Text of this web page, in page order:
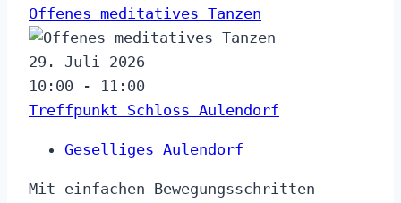
Offenes meditatives Tanzen
29. Juli 2026
10:00 - 11:00
Treffpunkt Schloss Aulendorf
Geselliges Aulendorf
Mit einfachen Bewegungsschritten